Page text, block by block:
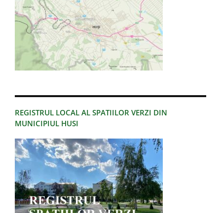
REGISTRUL LOCAL AL SPATIILOR VERZI DIN
MUNICIPIUL HUSI